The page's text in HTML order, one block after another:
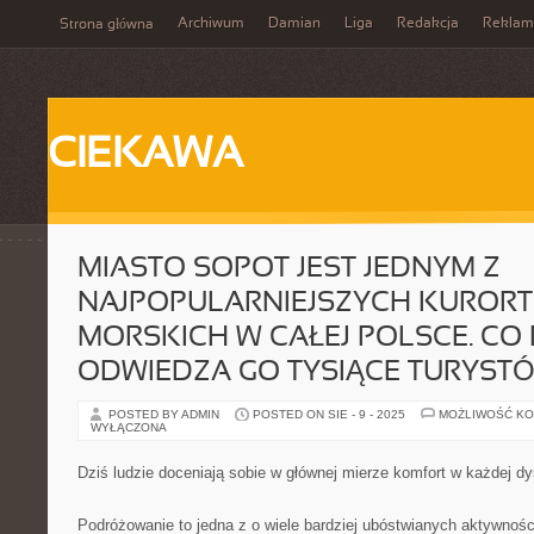
Strona główna Archiwum Damian Liga Redakcja
CIEKAWA
MIASTO SOPOT JEST JEDNYM Z
NAJPOPULARNIEJSZYCH
MORSKICH W CAŁEJ POLSCE. CO
ODWIEDZA GO TYSIĄCE
POSTED BY ADMIN POSTED ON SIE - 9 - 2025
MOŻLIWOŚĆ
WYŁĄCZONA
Dziś ludzie doceniają sobie w głównej mierze komfort w każdej
Podróżowanie to jedna z o wiele bardziej ubóstwianych